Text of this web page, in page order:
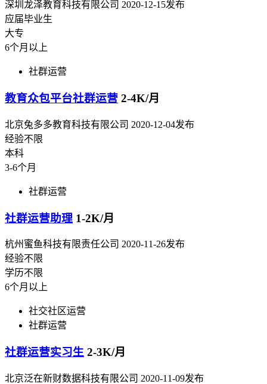
深圳龙泽教育科技有限公司 2020-12-15发布
应届毕业生
大专
6个月以上
社群运营
教育众包平台社群运营 2-4K/月
北京兔多多教育科技有限公司 2020-12-04发布
经验不限
本科
3-6个月
社群运营
社群运营助理 1-2K/月
杭州蜜鱼科技有限责任公司 2020-11-26发布
经验不限
学历不限
6个月以上
社交社区运营
社群运营
社群运营实习生 2-3K/月
北京泛在新财数据科技有限公司 2020-11-09发布